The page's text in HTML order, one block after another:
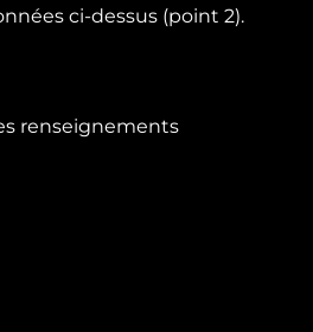
ci-dessus (point 2).
renseignements